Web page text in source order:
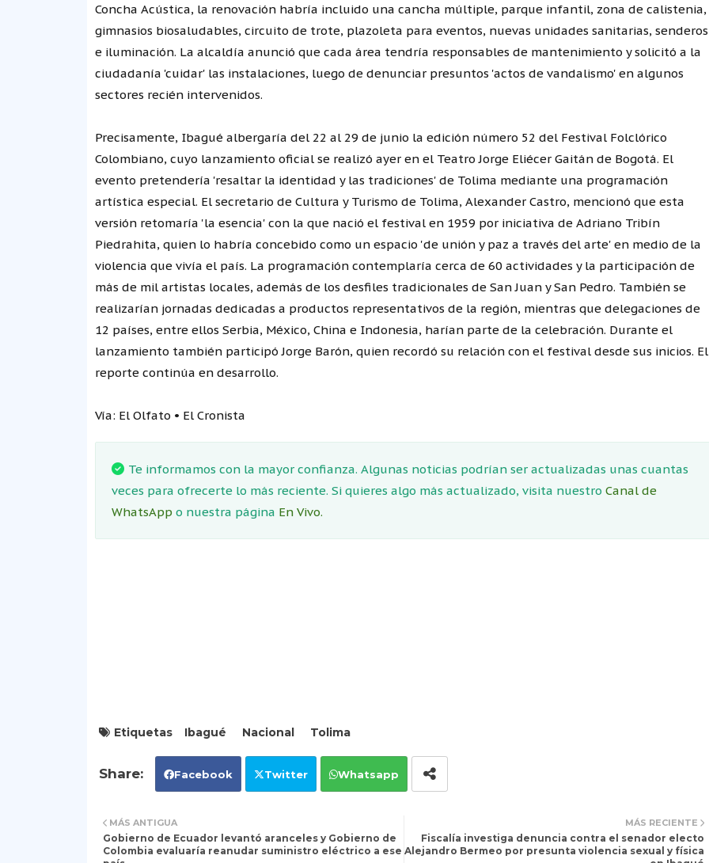
Concha Acústica, la renovación habría incluido una cancha múltiple, parque infantil, zona de calistenia,
gimnasios biosaludables, circuito de trote, plazoleta para eventos, nuevas unidades sanitarias, senderos
e iluminación. La alcaldía anunció que cada área tendría responsables de mantenimiento y solicitó a la
ciudadanía 'cuidar' las instalaciones, luego de denunciar presuntos 'actos de vandalismo' en algunos
sectores recién intervenidos.
Precisamente, Ibagué albergaría del 22 al 29 de junio la edición número 52 del Festival Folclórico
Colombiano, cuyo lanzamiento oficial se realizó ayer en el Teatro Jorge Eliécer Gaitán de Bogotá. El
evento pretendería 'resaltar la identidad y las tradiciones' de Tolima mediante una programación
artística especial. El secretario de Cultura y Turismo de Tolima, Alexander Castro, mencionó que esta
versión retomaría 'la esencia' con la que nació el festival en 1959 por iniciativa de Adriano Tribín
Piedrahita, quien lo habría concebido como un espacio 'de unión y paz a través del arte' en medio de la
violencia que vivía el país. La programación contemplaría cerca de 60 actividades y la participación de
más de mil artistas locales, además de los desfiles tradicionales de San Juan y San Pedro. También se
realizarían jornadas dedicadas a productos representativos de la región, mientras que delegaciones de
12 países, entre ellos Serbia, México, China e Indonesia, harían parte de la celebración. Durante el
lanzamiento también participó Jorge Barón, quien recordó su relación con el festival desde sus inicios. El
reporte continúa en desarrollo.
Vía: El Olfato • El Cronista
Te informamos con la mayor confianza. Algunas noticias podrían ser actualizadas unas cuantas
veces para ofrecerte lo más reciente. Si quieres algo más actualizado, visita nuestro Canal de
WhatsAppo nuestra página En Vivo.
Etiquetas Ibagué Nacional Tolima
Facebook Twitter Whatsapp
MÁS RECIENTE
Fiscalía investiga denuncia contra el senador electo
Alejandro Bermeo por presunta violencia sexual y física
MÁS ANTIGUA
Gobierno de Ecuador levantó aranceles y Gobierno de
Colombia evaluaría reanudar suministro eléctrico a ese